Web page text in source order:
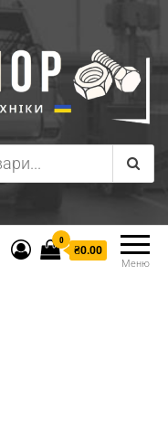
Меню
0
₴0.00